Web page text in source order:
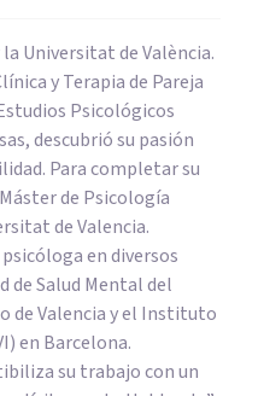
Universitat de València.
y Terapia de Pareja
Psicológicos
descubrió su pasión
Para completar su
de Psicología
de Valencia.
en diversos
de Salud Mental del
de Valencia y el Instituto
en Barcelona.
su trabajo con un